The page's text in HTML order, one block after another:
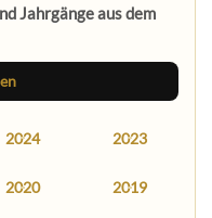
Jahrgänge aus dem
2024 2023
2020 2019